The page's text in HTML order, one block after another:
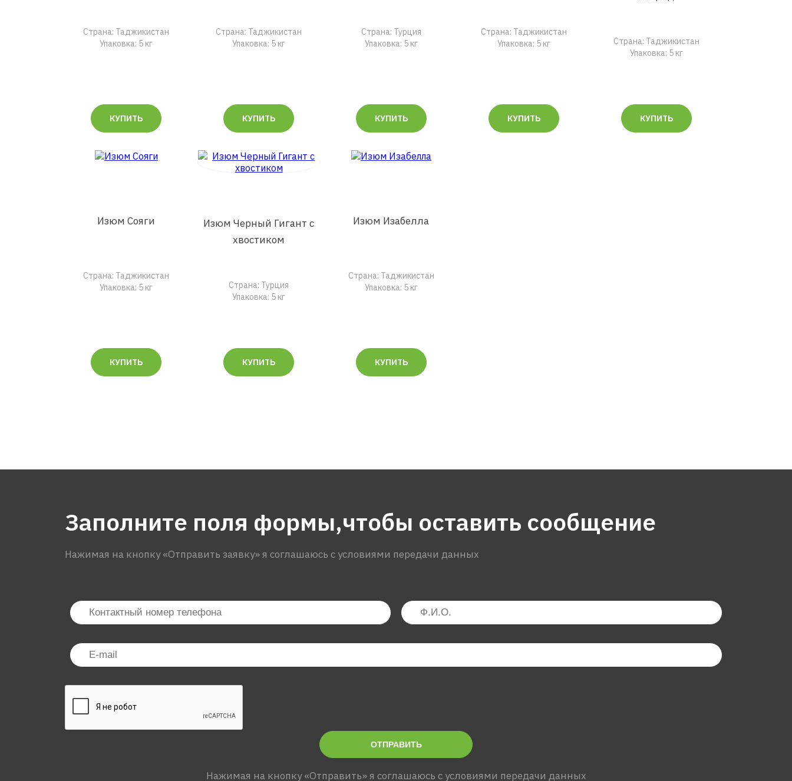
Страна: Таджикистан
Упаковка: 5 кг
КУПИТЬ
Страна: Таджикистан
Упаковка: 5 кг
КУПИТЬ
Страна: Турция
Упаковка: 5 кг
КУПИТЬ
Страна: Таджикистан
Упаковка: 5 кг
КУПИТЬ
Страна: Таджикистан
Упаковка: 5 кг
КУПИТЬ
Изюм Сояги
Страна: Таджикистан
Упаковка: 5 кг
КУПИТЬ
Изюм Черный Гигант с
хвостиком
Страна: Турция
Упаковка: 5 кг
КУПИТЬ
Изюм Изабелла
Страна: Таджикистан
Упаковка: 5 кг
КУПИТЬ
Заполните поля формы,чтобы оставить сообщение
Нажимая на кнопку «Отправить заявку» я соглашаюсь с условиями передачи данных
ОТПРАВИТЬ
Нажимая на кнопку «Отправить» я соглашаюсь с условиями передачи данных